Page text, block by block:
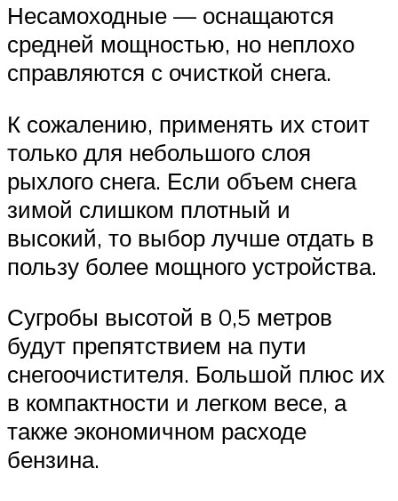
Несамоходные — оснащаются
средней мощностью, но неплохо
справляются с очисткой снега.
К сожалению, применять их стоит
только для небольшого слоя
рыхлого снега. Если объем снега
зимой слишком плотный и
высокий, то выбор лучше отдать в
пользу более мощного устройства.
Сугробы высотой в 0,5 метров
будут препятствием на пути
снегоочистителя. Большой плюс их
в компактности и легком весе, а
также экономичном расходе
бензина.